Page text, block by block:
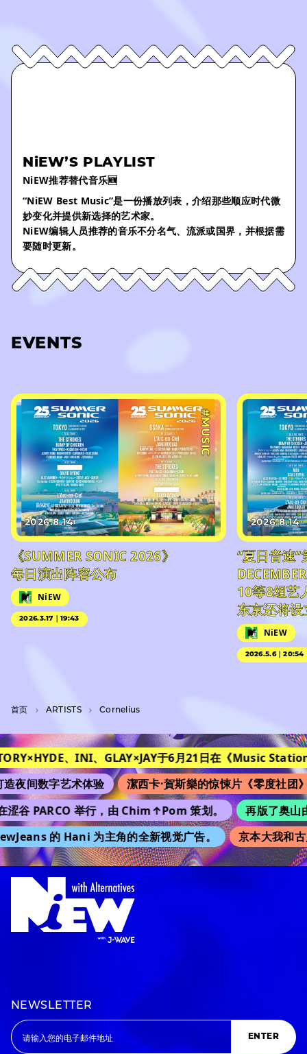
NiEW’S PLAYLIST
NiEW推荐替代音乐🆕
“NiEW Best Music”是一份播放列表，介绍那些顺应时代微
妙变化并提供新选择的艺术家。
NiEW编辑人员推荐的音乐不分名气、流派或国界，并根据需
要随时更新。
EVENTS
#MUSIC
2026.8.14
《SUMMER SONIC 2026》
每日演出阵容公布
NiEW
2026.3.17｜19:43
2026.8.14
“夏日音速
DECEMBER
10等8组艺
东京还将
NiEW
2026.5.6｜20:54
首页 A­R­T­I­S­T­S Cornelius
、INI、GLAY×JAY于6月21日在《Music Station》
间数字艺术体验
潔西卡·賀斯樂的惊悚片《零度社团》
PARCO 举行，由 Chim↑Pom 策划。
再版了奥山由
的 Hani 为主角的全新视觉广告。
京本大我和古
NEWSLETTER
ENTER